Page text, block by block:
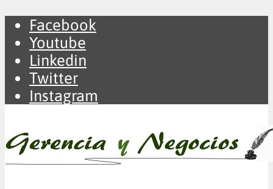
Facebook
Youtube
Linkedin
Twitter
Instagram